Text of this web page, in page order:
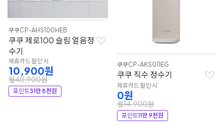
쿠쿠CP-AHS100HEB
쿠쿠 제로100 슬림 얼음정
수기
제휴카드 할인 시
10,900원
월40,900원
포인트31만 8천원
쿠쿠CP-AKS011EG
쿠쿠 직수 정수기
제휴카드 할인 시
0원
월14,900원
포인트11만 9천원